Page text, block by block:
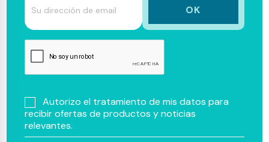
Autorizo el tratamiento de mis datos para
recibir ofertas de productos y noticias
relevantes.